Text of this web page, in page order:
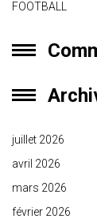
FOOTBALL
juillet 2026
avril 2026
mars 2026
février 2026